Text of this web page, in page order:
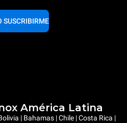
SUSCRIBIRME
América Latina
| Bahamas | Chile | Costa Rica |